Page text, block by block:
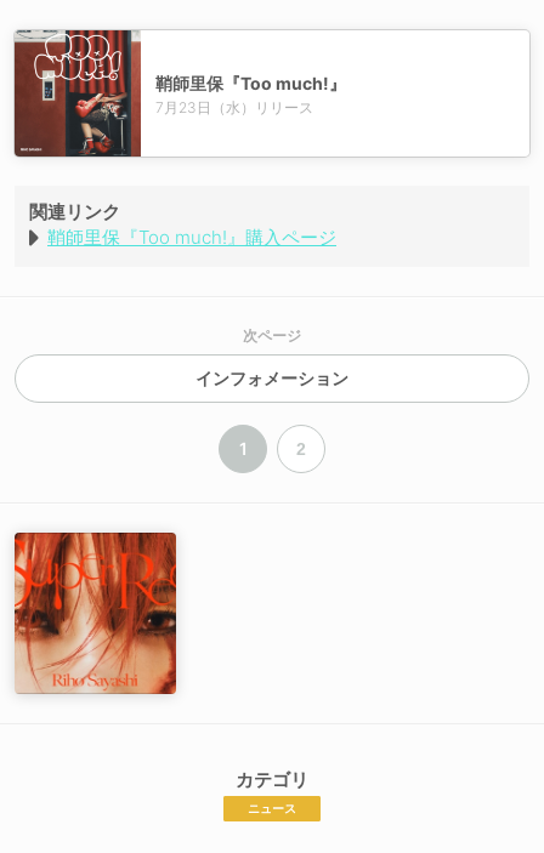
鞘師里保『Too much!』
7月23日（水）リリース
関連リンク
鞘師里保『Too much!』購入ページ
次ページ
インフォメーション
1 2
カテゴリ
ニュース